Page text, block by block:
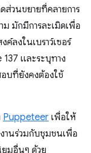
ส่วนขยายที่คลายการ
มักมีการละเมิดเพื่อ
ลงในเบราว์เซอร์
และระบุทาง
อบที่ยังคงต้องใช้
Puppeteer เพื่อให้
านร่วมกับชุมชนเพื่อ
ยมอื่นๆ ด้วย